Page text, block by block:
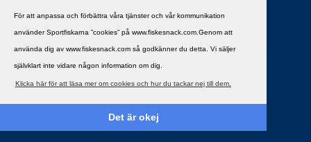
För att anpassa och förbättra våra tjänster och vår kommunikation
använder Sportfiskarna ”cookies” på www.fiskesnack.com.Genom att
använda dig av www.fiskesnack.com så godkänner du detta. Vi säljer
självklart inte vidare någon information om dig.
Klicka här för att läsa mer om cookies och hur du tackar nej till dem.
Det är okej